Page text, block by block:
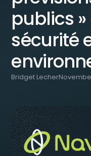
publics »
sécurité
Bridget Lecher